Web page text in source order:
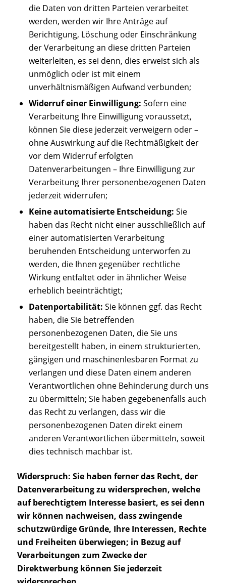
die Daten von dritten Parteien verarbeitet
werden, werden wir Ihre Anträge auf
Berichtigung, Löschung oder Einschränkung
der Verarbeitung an diese dritten Parteien
weiterleiten, es sei denn, dies erweist sich als
unmöglich oder ist mit einem
unverhältnismäßigen Aufwand verbunden;
Widerruf einer Einwilligung: Sofern eine
Verarbeitung Ihre Einwilligung voraussetzt,
können Sie diese jederzeit verweigern oder –
ohne Auswirkung auf die Rechtmäßigkeit der
vor dem Widerruf erfolgten
Datenverarbeitungen – Ihre Einwilligung zur
Verarbeitung Ihrer personenbezogenen Daten
jederzeit widerrufen;
Keine automatisierte Entscheidung: Sie
haben das Recht nicht einer ausschließlich auf
einer automatisierten Verarbeitung
beruhenden Entscheidung unterworfen zu
werden, die Ihnen gegenüber rechtliche
Wirkung entfaltet oder in ähnlicher Weise
erheblich beeinträchtigt;
Datenportabilität: Sie können ggf. das Recht
haben, die Sie betreffenden
personenbezogenen Daten, die Sie uns
bereitgestellt haben, in einem strukturierten,
gängigen und maschinenlesbaren Format zu
verlangen und diese Daten einem anderen
Verantwortlichen ohne Behinderung durch uns
zu übermitteln; Sie haben gegebenenfalls auch
das Recht zu verlangen, dass wir die
personenbezogenen Daten direkt einem
anderen Verantwortlichen übermitteln, soweit
dies technisch machbar ist.
Widerspruch: Sie haben ferner das Recht, der
Datenverarbeitung zu widersprechen, welche
auf berechtigtem Interesse basiert, es sei denn
wir können nachweisen, dass zwingende
schutzwürdige Gründe, Ihre Interessen, Rechte
und Freiheiten überwiegen; in Bezug auf
Verarbeitungen zum Zwecke der
Direktwerbung können Sie jederzeit